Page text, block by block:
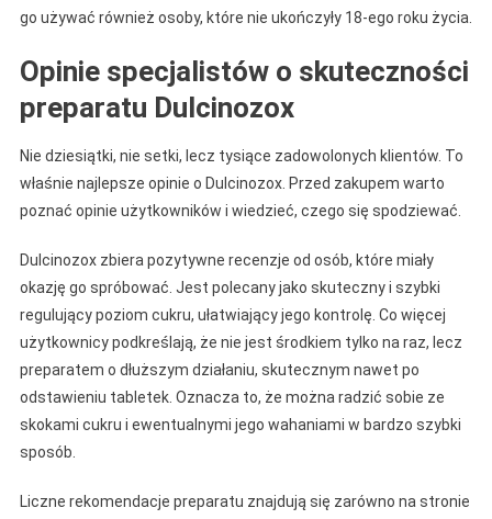
go używać również osoby, które nie ukończyły 18-ego roku życia.
Opinie specjalistów o skuteczności
preparatu Dulcinozox
Nie dziesiątki, nie setki, lecz tysiące zadowolonych klientów. To
właśnie najlepsze opinie o Dulcinozox. Przed zakupem warto
poznać opinie użytkowników i wiedzieć, czego się spodziewać.
Dulcinozox zbiera pozytywne recenzje od osób, które miały
okazję go spróbować. Jest polecany jako skuteczny i szybki
regulujący poziom cukru, ułatwiający jego kontrolę. Co więcej
użytkownicy podkreślają, że nie jest środkiem tylko na raz, lecz
preparatem o dłuższym działaniu, skutecznym nawet po
odstawieniu tabletek. Oznacza to, że można radzić sobie ze
skokami cukru i ewentualnymi jego wahaniami w bardzo szybki
sposób.
Liczne rekomendacje preparatu znajdują się zarówno na stronie